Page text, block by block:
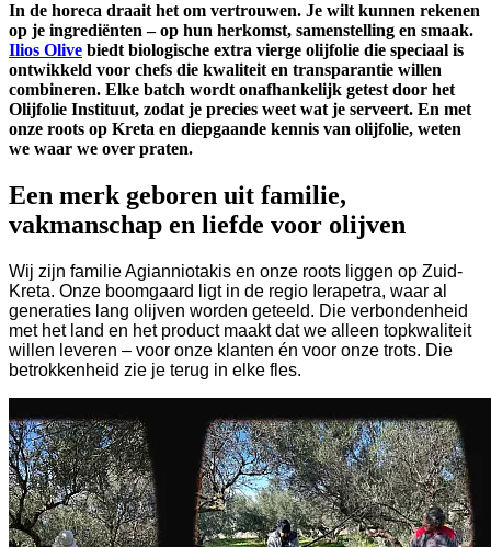
In de horeca draait het om vertrouwen. Je wilt kunnen rekenen
op je ingrediënten – op hun herkomst, samenstelling en smaak.
Ilios Olive biedt biologische extra vierge olijfolie die speciaal is
ontwikkeld voor chefs die kwaliteit en transparantie willen
combineren. Elke batch wordt onafhankelijk getest door het
Olijfolie Instituut, zodat je precies weet wat je serveert. En met
onze roots op Kreta en diepgaande kennis van olijfolie, weten
we waar we over praten.
Een merk geboren uit familie,
vakmanschap en liefde voor olijven
Wij zijn familie Agianniotakis en onze roots liggen op Zuid-
Kreta. Onze boomgaard ligt in de regio Ierapetra, waar al
generaties lang olijven worden geteeld. Die verbondenheid
met het land en het product maakt dat we alleen topkwaliteit
willen leveren – voor onze klanten én voor onze trots. Die
betrokkenheid zie je terug in elke fles.